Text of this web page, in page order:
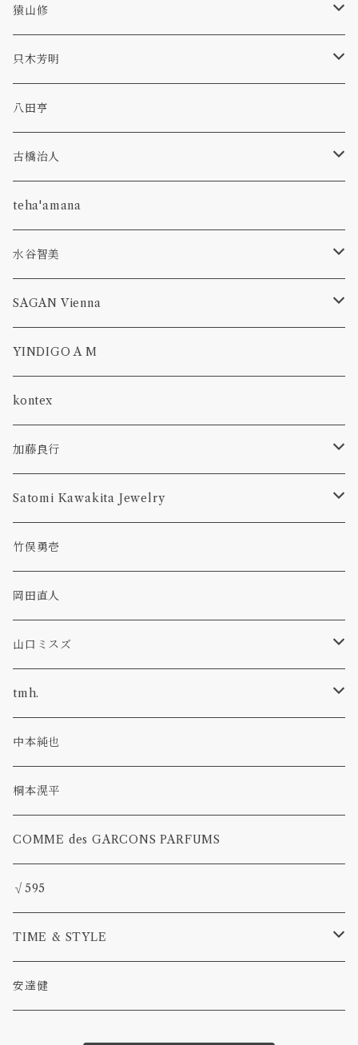
bowl
glass
kasumi
bowl
plate
dan
bottle
glass
p-bell
hibiki
corn
olive stained
pitcher
plate
aeca
hagi
TAMAKI
scavo
bottle
revival amber
primal
olive stained
bottle
faint white
venetian classics
run up green
lampshade
abyss
猿山修
ryo
只木芳明
カトラリー
うつわ
花入れ
八田亨
古橋治人
キャンドルホルダー
コーヒーメジャースプーン
フルーツピック
一葉挿し
teha'amana
水谷智美
オーバル
隅切り
ボウル, 鉢
花入れ
ラウンド
SAGAN Vienna
CROSS BODY
GWYNETH
YINDIGO A M
kontex
加藤良行
カトラリー
コーヒーメジャー
レンゲ
オーバル
プレート
ボウル
隅切皿
Satomi Kawakita Jewelry
ring
pierced earring
necklace
竹俣勇壱
岡田直人
山口ミスズ
ウール
アルパカウール
草木染
tmh.
stud pin
glass
pearl
中本純也
桐本滉平
COMME des GARCONS PARFUMS
√595
TIME & STYLE
TAMAKI
安達健